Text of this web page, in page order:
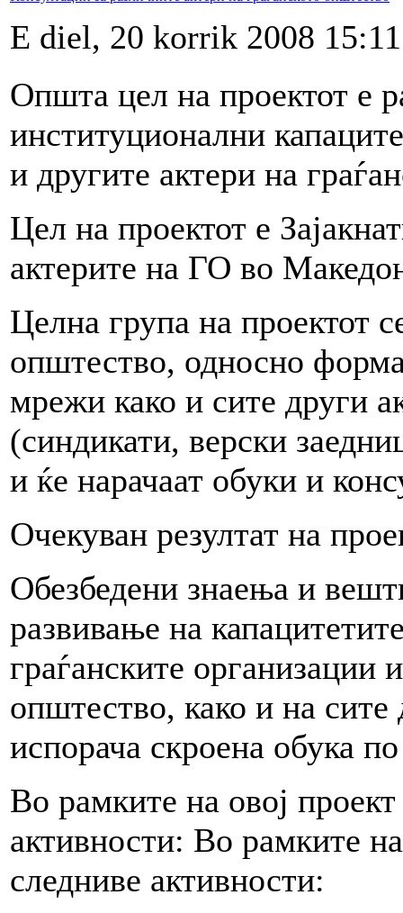
E diel, 20 korrik 2008 15:11
Општа цел на проектот е
институционални
и другите актери на
Цел на проектот е
актерите на ГО во
Целна група на проектот
општество, односно
мрежи како и сите други
(синдикати, верски
и ќе нарачаат обуки и
Очекуван резултат на
Oбезбедени знаења и
развивање на
граѓанските организации
општество, како и на
испорача скроена обука
Во рамките на овој
активности: Во рамките
следниве активности: